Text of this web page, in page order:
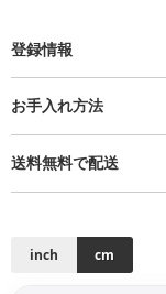
登録情報
お手入れ方法
送料無料で配送
inch cm